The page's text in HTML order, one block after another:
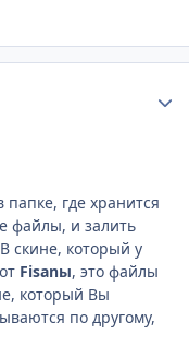
где хранится
файлы, и залить
скине, который у
Fisanы, это файлы
который Вы
по другому,